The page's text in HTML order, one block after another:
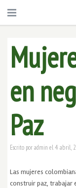
en
Paz
Escrito poradmin el4 abril,
Las mujeres
construir paz, trabajar